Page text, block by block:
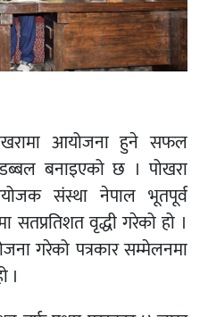
आयोजना हुने सफल
डब्बल बनाइएको छ । पोखरा
आयोजक संस्था नेपाल भूतपूर्व
सतप्रतिशत वृद्धी गरेको हो ।
गरेको पत्रकार सम्मेलनमा
।